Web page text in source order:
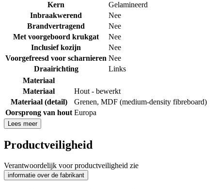
Kern
Gelamineerd
Inbraakwerend
Nee
Brandvertragend
Nee
Met voorgeboord krukgat
Nee
Inclusief kozijn
Nee
Voorgefreesd voor scharnieren Nee
Draairichting
Links
Materiaal
Materiaal
Hout - bewerkt
Materiaal (detail)
Grenen, MDF (medium-density fibreboard)
Oorsprong van hout Europa
Lees meer
Productveiligheid
Verantwoordelijk voor productveiligheid zie
informatie over de fabrikant